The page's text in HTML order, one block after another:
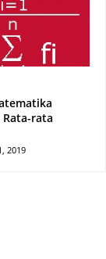
rata
2019